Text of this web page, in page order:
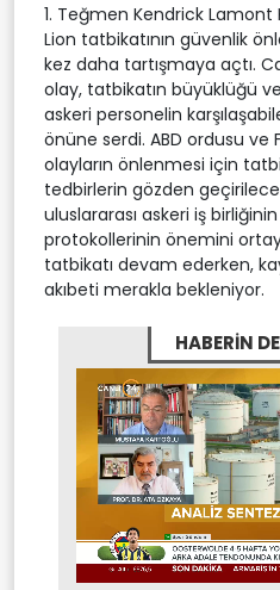
1. Teğmen Kendrick Lamont
Lion tatbikatının güvenlik
kez daha tartışmaya açtı.
olay, tatbikatın büyüklüğü
askeri personelin
önüne serdi. ABD ordusu ve
olayların önlenmesi için
tedbirlerin gözden
uluslararası askeri iş
protokollerinin önemini
tatbikatı devam ederken,
akıbeti merakla bekleniyor.
HABERİN
Mute Stream